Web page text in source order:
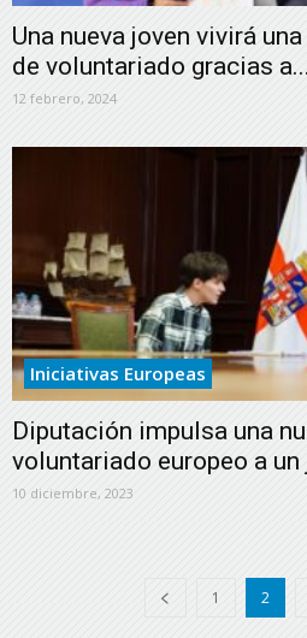
Una nueva joven vivirá
de voluntariado gracias a...
12 febrero, 2024
Iniciativas Europeas
Diputación impulsa una
voluntariado europeo a un
10 diciembre, 2023
1 2